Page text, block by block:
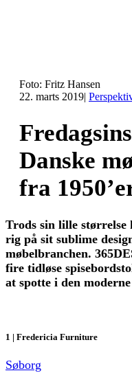
Foto: Fritz Hansen
22. marts 2019|
Danske
fra
Trods sin lille
rig på sit sublime
møbelbranchen.
fire tidløse
at spotte i den
1 | Fredericia Furniture
Søborg